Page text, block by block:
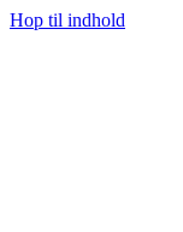
Hop til indhold